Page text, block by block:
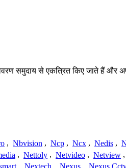
समुदाय से एकत्रित किए जाते हैं और
, Nbvision , Ncp , Ncx , Nedis ,
, Nettoly , Netvideo , Netview ,